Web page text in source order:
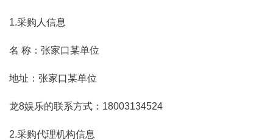
1.采购人信息
名 称：张家口某单位
地址：张家口某单位
龙8娱乐的联系方式：18003134524
2.采购代理机构信息